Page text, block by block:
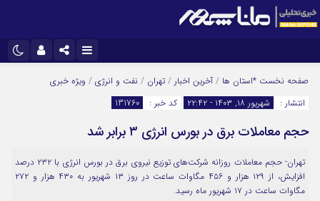
اینستاگرام
تلگرام
سروش
ایتا
آپارات
نام کاربری یا نشانی ایمیل
رمز عبور
مرا به خاطر بسپار
صفحه نخست *استان ها / آخرین اخبار / تهران / نفت و انرژی / ویژه خبری
انتشار :
شهریور ۱۸, ۱۴۰۳ - ۲۲:۴۲ کد خبر : 131760
حجم معاملات برق در بورس انرژی ۳ برابر شد
تهران- حجم معاملات روزانه شرکت‌های توزیع نیروی برق در بورس انرژی با ۲۳۲ درصد
افزایش، از ۱۲۹ هزار و ۴۵۶ مگاوات ساعت در روز ۱۳ شهریور به ۴۳۰ هزار و ۲۷۲
مگاوات ساعت در ۱۷ شهریور ماه رسید.